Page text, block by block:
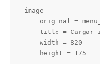
image
    height = 175